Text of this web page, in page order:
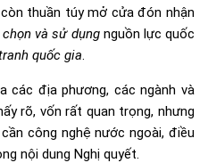
thuần túy mở cửa đón nhận
và sử dụngnguồn lực quốc
quốc gia.
các địa phương, các ngành và
rõ, vốn rất quan trọng, nhưng
công nghệ nước ngoài, điều
nội dung Nghị quyết.